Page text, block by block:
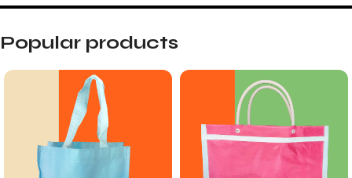
Popular products